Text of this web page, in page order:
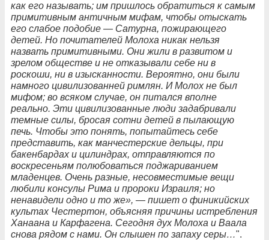
как его называть; им пришлось обратиться к самым
примитивным античным мифам, чтобы отыскать
его слабое подобие — Сатурна, пожирающего
детей. Но почитателей Молоха никак нельзя
назвать примитивными. Они жили в развитом и
зрелом обществе и не отказывали себе ни в
роскоши, ни в изысканности. Вероятно, они были
намного цивилизованней римлян. И Молох не был
мифом; во всяком случае, он питался вполне
реально. Эти цивилизованные люди задабривали
темные силы, бросая сотни детей в пылающую
печь. Чтобы это понять, попытайтесь себе
представить, как манчестерские дельцы, при
бакенбардах и цилиндрах, отправляются по
воскресеньям полюбоваться поджариванием
младенцев. Очень разные, несовместимые вещи
любили консулы Рима и пророки Израиля; но
ненавидели одно и то же», — пишет о финикийских
культах Честертон, объясняя причины истребления
Ханаана и Карфагена. Сегодня дух Молоха и Ваала
снова рядом с нами. Он слышен по запаху серы…".